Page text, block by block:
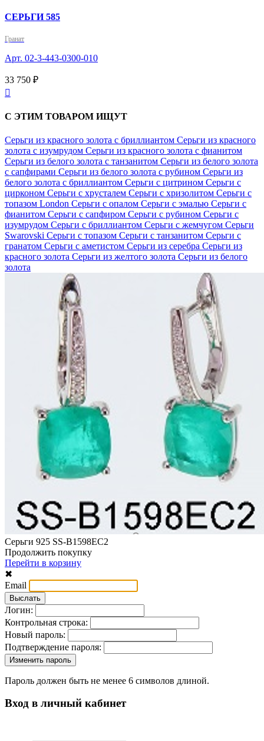
СЕРЬГИ 585
Гранат
Арт. 02-3-443-0300-010
33 750 ₽

С ЭТИМ ТОВАРОМ ИЩУТ
Серьги из красного золота с бриллиантом Серьги из красного
золота с изумрудом Серьги из красного золота с фианитом
Серьги из белого золота с танзанитом Серьги из белого золота
с сапфирами Серьги из белого золота с рубином Серьги из
белого золота с бриллиантом Серьги с цитрином Серьги с
цирконом Серьги с хрусталем Серьги с хризолитом Серьги с
топазом London Серьги с опалом Серьги с эмалью Серьги с
фианитом Серьги с сапфиром Серьги с рубином Серьги с
изумрудом Серьги с бриллиантом Серьги с жемчугом Серьги
Swarovski Серьги с топазом Серьги с танзанитом Серьги с
гранатом Серьги с аметистом Серьги из серебра Серьги из
красного золота Серьги из желтого золота Серьги из белого
золота
Серьги 925 SS-B1598EC2
Продолжить покупку
Перейти в корзину
✖
Email
Логин:
Контрольная строка:
Новый пароль:
Подтверждение пароля:
Пароль должен быть не менее 6 символов длиной.
Вход в личный кабинет